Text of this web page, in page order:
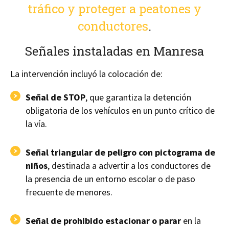
tráfico y proteger a peatones y
conductores.
Señales instaladas en Manresa
La intervención incluyó la colocación de:
Señal de STOP, que garantiza la detención
obligatoria de los vehículos en un punto crítico de
la vía.
Señal triangular de peligro con pictograma de
niños, destinada a advertir a los conductores de
la presencia de un entorno escolar o de paso
frecuente de menores.
Señal de prohibido estacionar o parar en la